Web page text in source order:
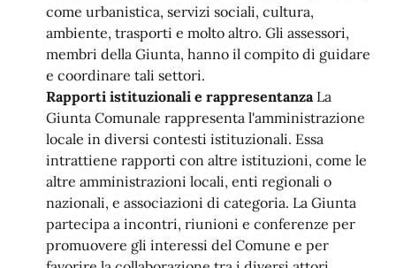
come urbanistica, servizi sociali, cultura,
ambiente, trasporti e molto altro. Gli assessori,
membri della Giunta, hanno il compito di guidare
e coordinare tali settori.
Rapporti istituzionali e rappresentanza La
Giunta Comunale rappresenta l'amministrazione
locale in diversi contesti istituzionali. Essa
intrattiene rapporti con altre istituzioni, come le
altre amministrazioni locali, enti regionali o
nazionali, e associazioni di categoria. La Giunta
partecipa a incontri, riunioni e conferenze per
promuovere gli interessi del Comune e per